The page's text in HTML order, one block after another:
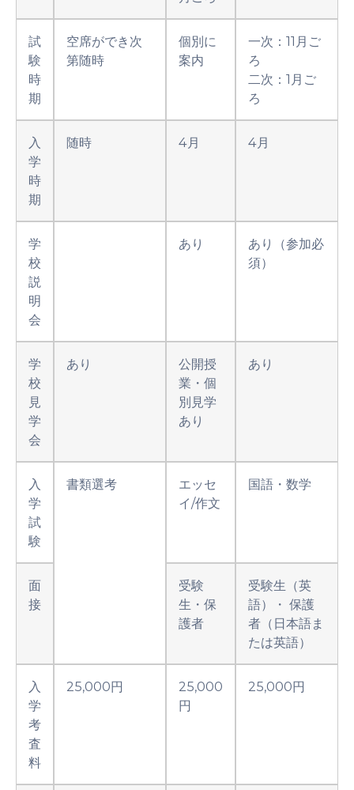
試
験
時
期
空席ができ次
第随時
個別に
案内
一次：11月ご
ろ
二次：1月ご
ろ
入
学
時
期
随時 4月 4月
学
校
説
明
会
あり
あり（参加必
須）
学
校
見
学
会
あり
公開授
業・個
別見学
あり
あり
入
学
試
験
書類選考
エッセ
イ/作文
国語・数学
面
接
受験
生・保
護者
受験生（英
語）・ 保護
者（日本語ま
たは英語）
入
学
考
査
料
25,000円
25,000
円
25,000円